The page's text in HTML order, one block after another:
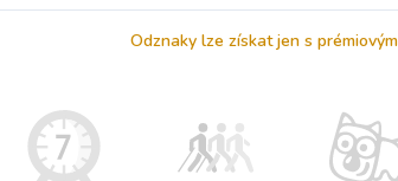
Odznaky lze získat jen s